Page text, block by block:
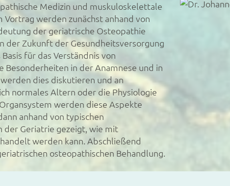
Medizin und muskuloskelettale
werden zunächst anhand von
der geriatrische Osteopathie
der Zukunft der Gesundheitsversorgung
für das Verständnis von
Besonderheiten in der Anamnese und in
dies diskutieren und an
normales Altern oder die Physiologie
werden diese Aspekte
anhand von typischen
der Geriatrie gezeigt, wie mit
werden kann. Abschließend
osteopathischen Behandlung.